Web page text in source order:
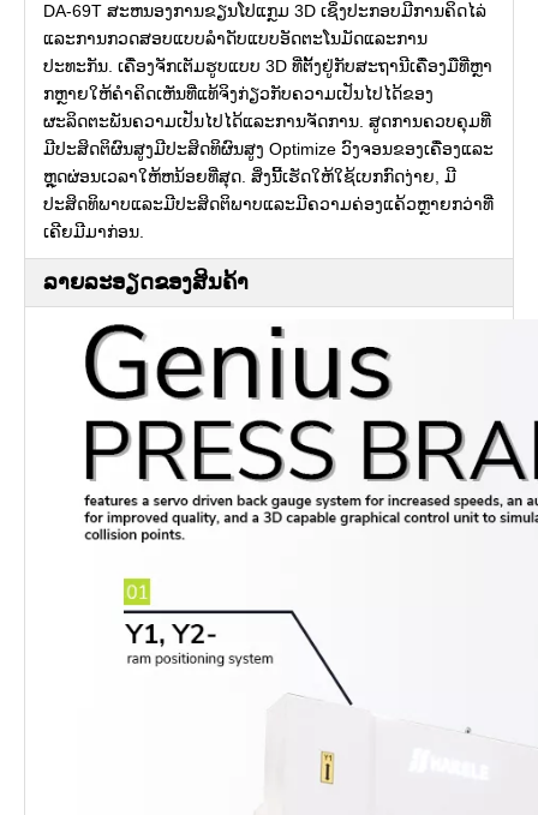
DA-69T ສະຫນອງການຂຽນໂປແກຼມ 3D ເຊິ່ງປະກອບມີການຄິດໄລ່
ແລະການກວດສອບແບບລໍາດັບແບບອັດຕະໂນມັດແລະການ
ປະທະກັນ. ເຄື່ອງຈັກເຕັມຮູບແບບ 3D ທີ່ຕັ້ງຢູ່ກັບສະຖານີເຄື່ອງມືທີ່ຫຼາ
ກຫຼາຍໃຫ້ຄໍາຄິດເຫັນທີ່ແທ້ຈິງກ່ຽວກັບຄວາມເປັນໄປໄດ້ຂອງ
ຜະລິດຕະພັນຄວາມເປັນໄປໄດ້ແລະການຈັດການ. ສູດການຄວບຄຸມທີ່
ມີປະສິດຕິຜົນສູງມີປະສິດທິຜົນສູງ Optimize ວົງຈອນຂອງເຄື່ອງແລະ
ຫຼຸດຜ່ອນເວລາໃຫ້ຫນ້ອຍທີ່ສຸດ. ສິ່ງນີ້ເຮັດໃຫ້ໃຊ້ເບກກົດງ່າຍ, ມີ
ປະສິດທິພາບແລະມີປະສິດຕິພາບແລະມີຄວາມຄ່ອງແຄ້ວຫຼາຍກວ່າທີ່
ເຄີຍມີມາກ່ອນ.
ລາຍລະອຽດຂອງສິນຄ້າ